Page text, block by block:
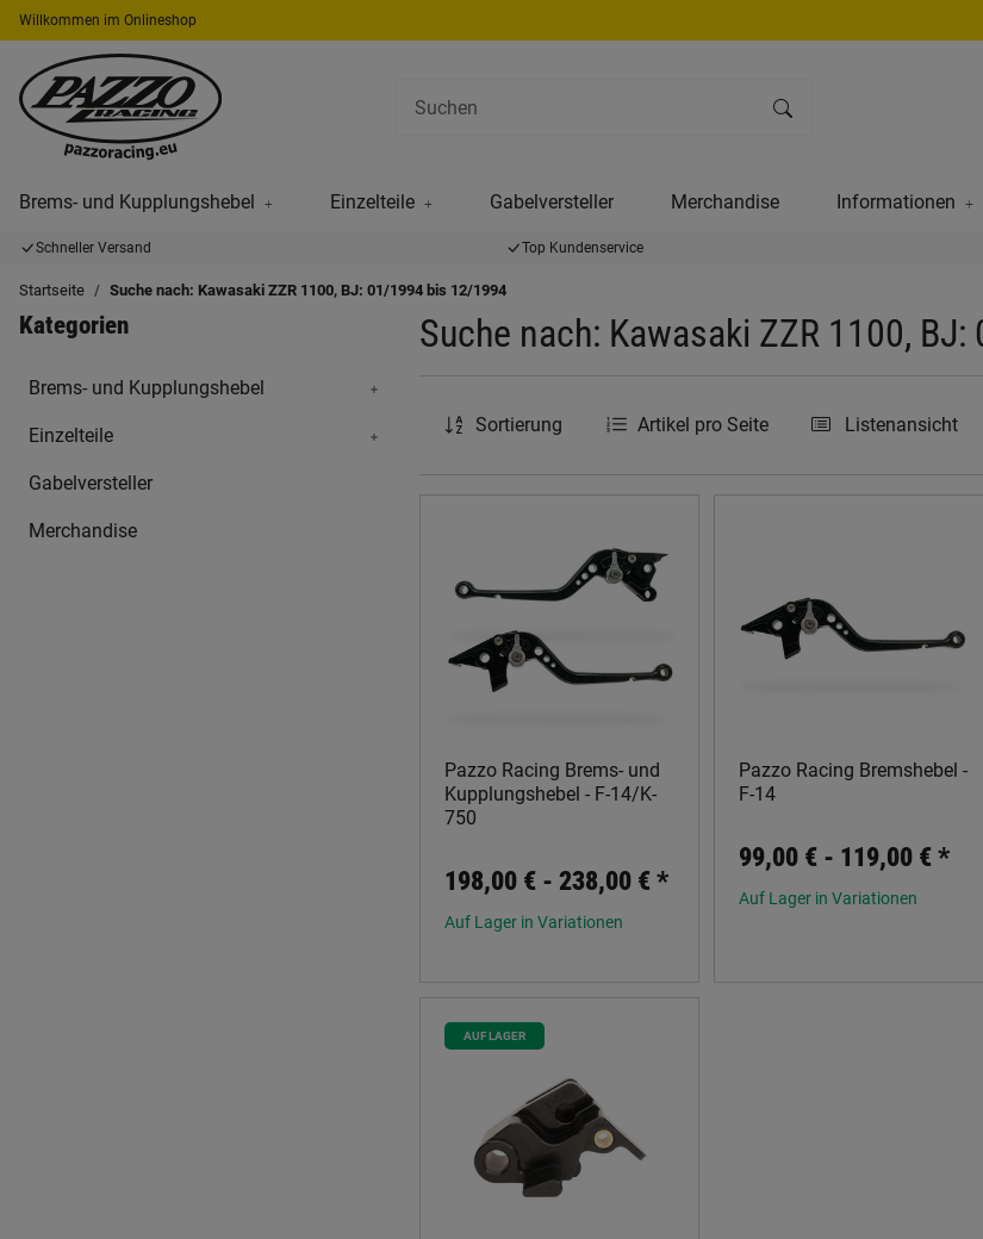
Willkommen im Onlineshop
Brems- und Kupplungshebel Einzelteile Gabelversteller Merchandise Informationen
Schneller Versand Top Kundenservice
Startseite Suche nach: Kawasaki ZZR 1100, BJ: 01/1994 bis 12/1994
Suche nach: Kawasaki ZZR 1100,
Sortierung Artikel pro Seite Listenansicht
Pazzo Racing Brems- und
Kupplungshebel - F-14/K-
750
198,00 € - 238,00 €*
Auf Lager in Variationen
Pazzo Racing Bremshebel -
F-14
99,00 € - 119,00 €*
Auf Lager in Variationen
AUF LAGER
Kategorien
Brems- und Kupplungshebel
Einzelteile
Gabelversteller
Merchandise